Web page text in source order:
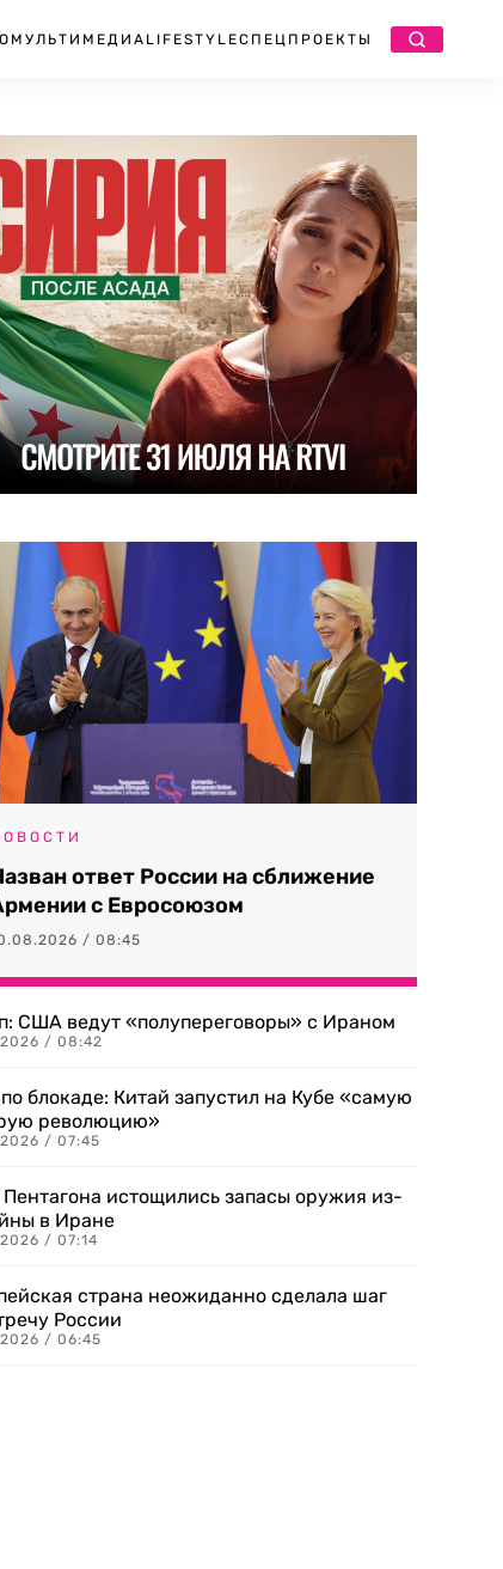
МУЛЬТИМЕДИА LIFESTYLEСПЕЦПРОЕКТЫ
ответ России на сближение
с Евросоюзом
/ 08:45
США ведут «полупереговоры» с Ираном
/ 08:42
блокаде: Китай запустил на Кубе «самую
революцию»
/ 07:45
Пентагона истощились запасы оружия из-
в Иране
/ 07:14
страна неожиданно сделала шаг
России
/ 06:45